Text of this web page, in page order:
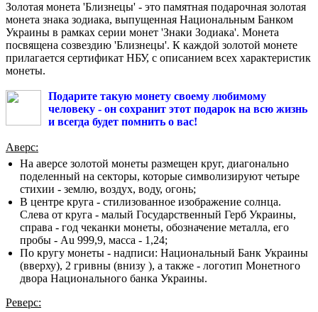
Золотая монета 'Близнецы' - это памятная подарочная золотая
монета знака зодиака, выпущенная Национальным Банком
Украины в рамках серии монет 'Знаки Зодиака'. Монета
посвящена созвездию 'Близнецы'. К каждой золотой монете
прилагается сертификат НБУ, с описанием всех характеристик
монеты.
Подарите такую монету своему любимому
человеку - он сохранит этот подарок на всю жизнь
и всегда будет помнить о вас!
Аверс:
На аверсе золотой монеты размещен круг, диагонально
поделенный на секторы, которые символизируют четыре
стихии - землю, воздух, воду, огонь;
В центре круга - стилизованное изображение солнца.
Слева от круга - малый Государственный Герб Украины,
справа - год чеканки монеты, обозначение металла, его
пробы - Au 999,9, масса - 1,24;
По кругу монеты - надписи: Национальный Банк Украины
(вверху), 2 гривны (внизу ), а также - логотип Монетного
двора Национального банка Украины.
Реверс: